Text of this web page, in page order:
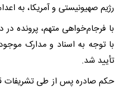
رژیم صهیونیستی و آمریکا، به
با فرجام‌خواهی متهم، پرونده
با توجه به اسناد و مدارک
تأیید شد.
حکم صادره پس از طی تشریفات